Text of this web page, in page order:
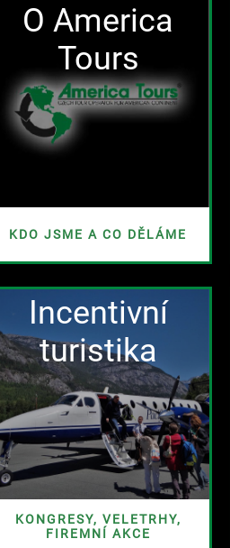
O America
Tours
KDO JSME A CO DĚLÁME
Incentivní
turistika
KONGRESY, VELETRHY,
FIREMNÍ AKCE